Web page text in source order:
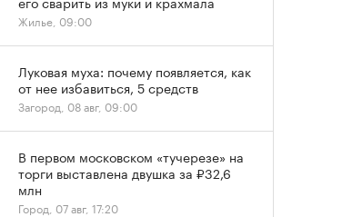
Жилье, 09:00
Луковая муха: почему появляется, как
от нее избавиться, 5 средств
Загород, 08 авг, 09:00
В первом московском «тучерезе» на
торги выставлена двушка за ₽32,6
млн
Город, 07 авг, 17:20